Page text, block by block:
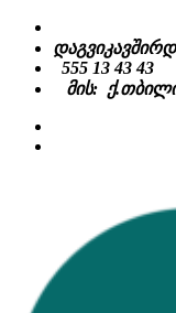
Skip
content
555 13 43 43
მის: